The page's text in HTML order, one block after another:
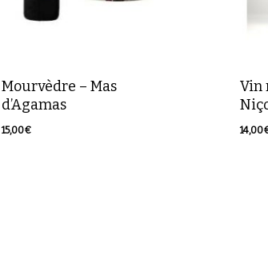
Mourvèdre – Mas
d’Agamas
15,00€
Vin
14,00